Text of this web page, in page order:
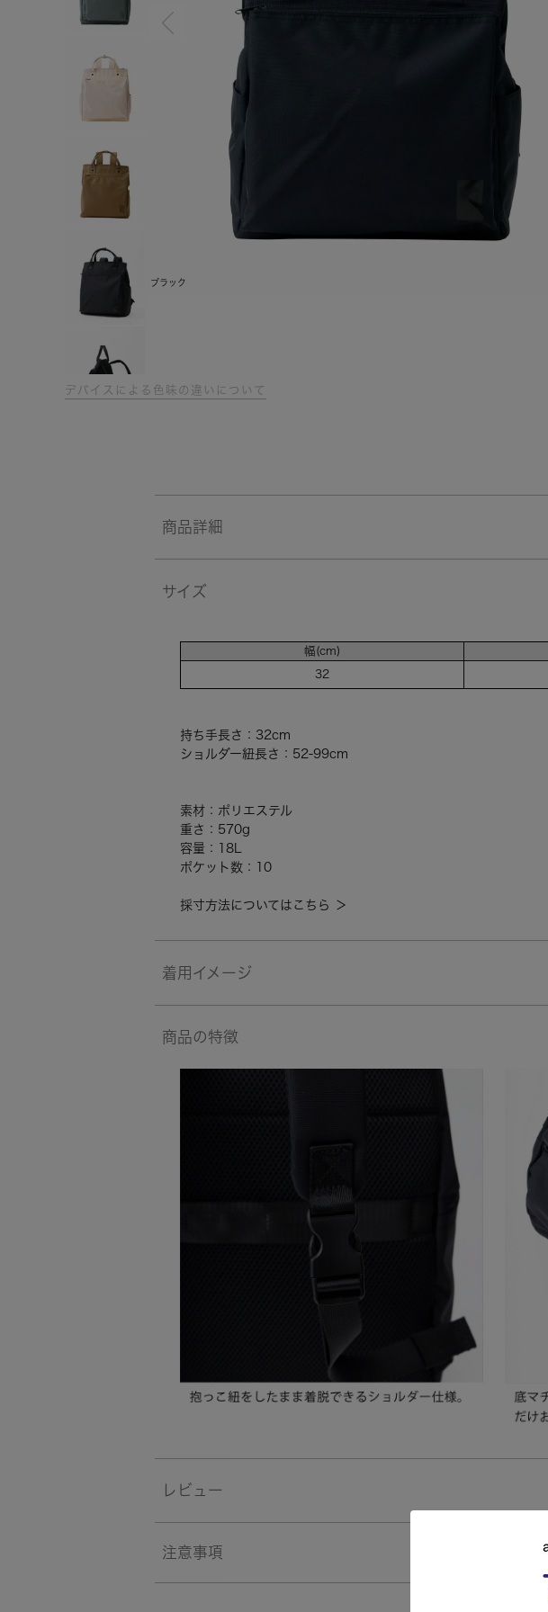
ブラック
デバイスによる色味の違いについて
商品詳細
サイズ
幅(cm)
32
持ち手長さ：32cm
ショルダー紐長さ：52-99cm
素材：ポリエステル
重さ：570g
容量：18L
ポケット数：10
採寸方法についてはこちら ＞
着用イメージ
商品の特徴
レビュー
注意事項